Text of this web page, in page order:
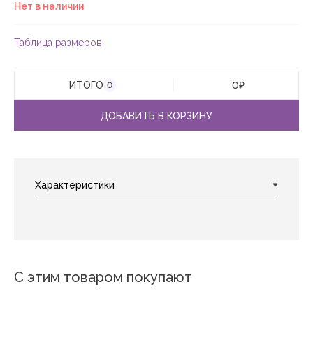
Нет в наличии
Таблица размеров
ИТОГО 0 0₽
ДОБАВИТЬ В КОРЗИНУ
С этим товаром покупают